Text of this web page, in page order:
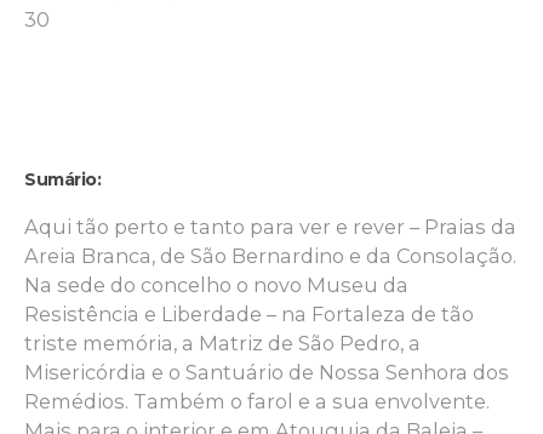
30
Sumário:
Aqui tão perto e tanto para ver e rever – Praias da
Areia Branca, de São Bernardino e da Consolação.
Na sede do concelho o novo Museu da
Resistência e Liberdade – na Fortaleza de tão
triste memória, a Matriz de São Pedro, a
Misericórdia e o Santuário de Nossa Senhora dos
Remédios. Também o farol e a sua envolvente.